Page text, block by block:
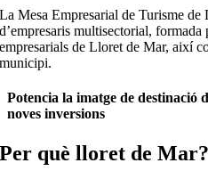
La Mesa Empresarial de Turisme de
d’empresaris multisectorial, formada
empresarials de Lloret de Mar, així
municipi.
Potencia la imatge de
noves inversions
Per què lloret de Mar?